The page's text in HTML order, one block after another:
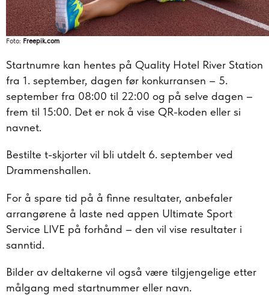
Foto: Freepik.com
Startnumre kan hentes på Quality Hotel River Station
fra 1. september, dagen før konkurransen – 5.
september fra 08:00 til 22:00 og på selve dagen –
frem til 15:00. Det er nok å vise QR-koden eller si
navnet.
Bestilte t-skjorter vil bli utdelt 6. september ved
Drammenshallen.
For å spare tid på å finne resultater, anbefaler
arrangørene å laste ned appen Ultimate Sport
Service LIVE på forhånd – den vil vise resultater i
sanntid.
Bilder av deltakerne vil også være tilgjengelige etter
målgang med startnummer eller navn.